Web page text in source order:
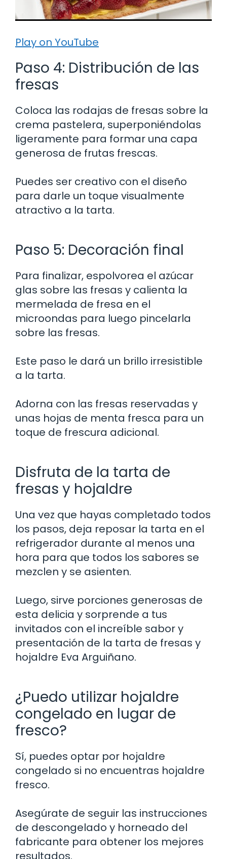
Play on YouTube
Paso 4: Distribución de las
fresas
Coloca las rodajas de fresas sobre la
crema pastelera, superponiéndolas
ligeramente para formar una capa
generosa de frutas frescas.
Puedes ser creativo con el diseño
para darle un toque visualmente
atractivo a la tarta.
Paso 5: Decoración final
Para finalizar, espolvorea el azúcar
glas sobre las fresas y calienta la
mermelada de fresa en el
microondas para luego pincelarla
sobre las fresas.
Este paso le dará un brillo irresistible
a la tarta.
Adorna con las fresas reservadas y
unas hojas de menta fresca para un
toque de frescura adicional.
Disfruta de la tarta de
fresas y hojaldre
Una vez que hayas completado todos
los pasos, deja reposar la tarta en el
refrigerador durante al menos una
hora para que todos los sabores se
mezclen y se asienten.
Luego, sirve porciones generosas de
esta delicia y sorprende a tus
invitados con el increíble sabor y
presentación de la tarta de fresas y
hojaldre Eva Arguiñano.
¿Puedo utilizar hojaldre
congelado en lugar de
fresco?
Sí, puedes optar por hojaldre
congelado si no encuentras hojaldre
fresco.
Asegúrate de seguir las instrucciones
de descongelado y horneado del
fabricante para obtener los mejores
resultados.